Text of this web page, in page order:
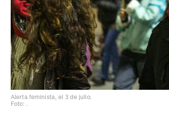
Alerta feminista, el 3 de julio.
Foto: .